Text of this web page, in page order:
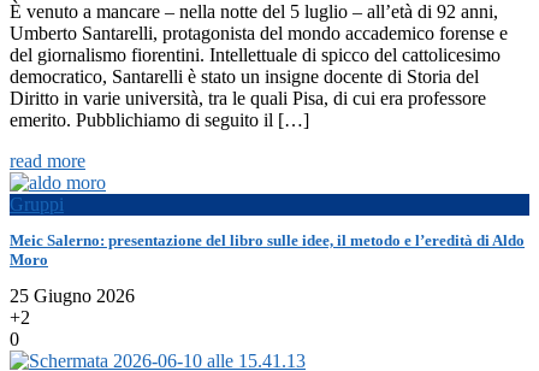
È venuto a mancare – nella notte del 5 luglio – all’età di 92 anni,
Umberto Santarelli, protagonista del mondo accademico forense e
del giornalismo fiorentini. Intellettuale di spicco del cattolicesimo
democratico, Santarelli è stato un insigne docente di Storia del
Diritto in varie università, tra le quali Pisa, di cui era professore
emerito. Pubblichiamo di seguito il […]
read more
Gruppi
Meic Salerno: presentazione del libro sulle idee, il metodo e l’eredità di Aldo
Moro
25 Giugno 2026
+2
0